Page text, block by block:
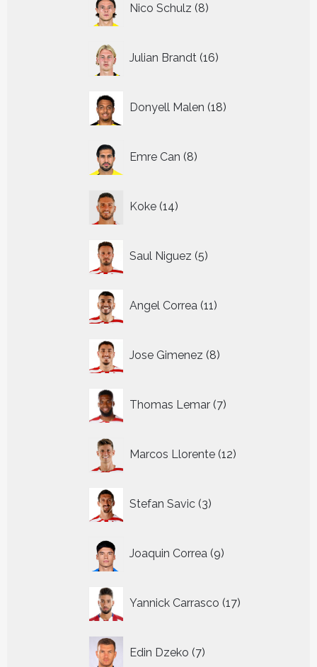
Nico Schulz 8
producten
Julian Brandt 16
producten
Donyell Malen 18
producten
Emre Can 8
producten
Koke 14
producten
Saul Niguez 5
producten
Angel Correa 11
producten
Jose Gimenez 8
producten
Thomas Lemar 7
producten
Marcos Llorente 12
producten
Stefan Savic 3
producten
Joaquin Correa 9
producten
Yannick Carrasco 17
producten
Edin Dzeko 7
producten